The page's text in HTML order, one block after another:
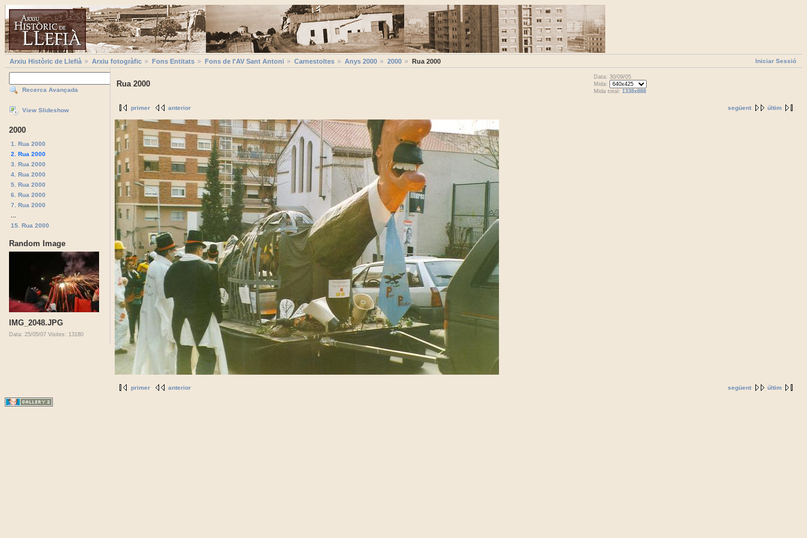
Iniciar Sessió
Arxiu Històric de Llefià Arxiu fotogràfic Fons Entitats Fons de l'AV Sant Antoni Carnestoltes Anys 2000 2000 Rua 2000
Recerca Avançada
View Slideshow
2000
1. Rua 2000
2. Rua 2000
3. Rua 2000
4. Rua 2000
5. Rua 2000
6. Rua 2000
7. Rua 2000
15. Rua 2000
Random Image
IMG_2048.JPG
Data: 25/05/07 Visites: 13180
Rua 2000
Data: 30/09/05
Mida:
Mida total: 1338x888
següent últim
primer anterior
següent últim
primer anterior